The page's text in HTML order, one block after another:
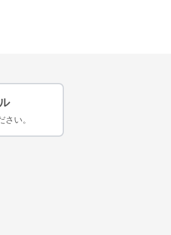
い。